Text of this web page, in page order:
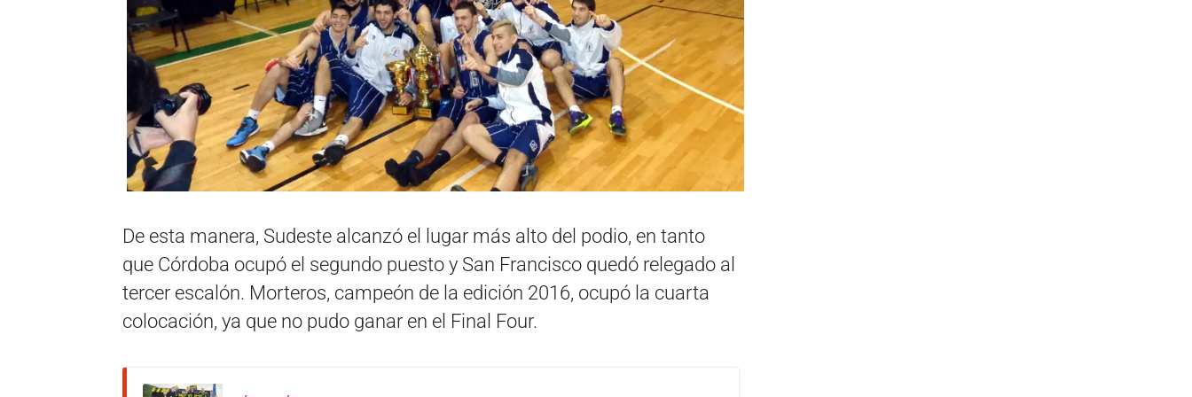
De esta manera, Sudeste alcanzó el lugar más alto del podio, en tanto
que Córdoba ocupó el segundo puesto y San Francisco quedó relegado al
tercer escalón. Morteros, campeón de la edición 2016, ocupó la cuarta
colocación, ya que no pudo ganar en el Final Four.